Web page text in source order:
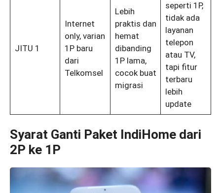
JITU 1
Internet
only, varian
1P baru
dari
Telkomsel
Lebih
praktis dan
hemat
dibanding
1P lama,
cocok buat
migrasi
seperti 1P,
tidak ada
layanan
telepon
atau TV,
tapi fitur
terbaru
lebih
update
Syarat Ganti Paket IndiHome dari
2P ke 1P